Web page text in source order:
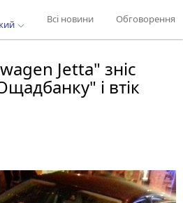
Всі новини Обговорення
Jetta" зніс
і втік